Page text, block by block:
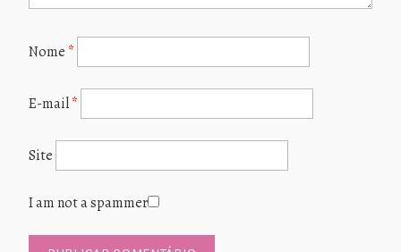
Nome *
E-mail*
Site
I am not a spammer